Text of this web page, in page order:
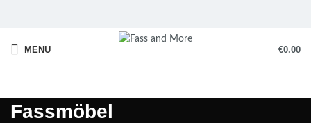
MENU €0.00
Fassmöbel